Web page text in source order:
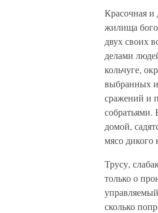
Красочная и
жилища
двух своих
делами
кольчуге,
выбранных
сражений и
собратьями.
домой,
мясо дикого
Трусу,
только о
сколько